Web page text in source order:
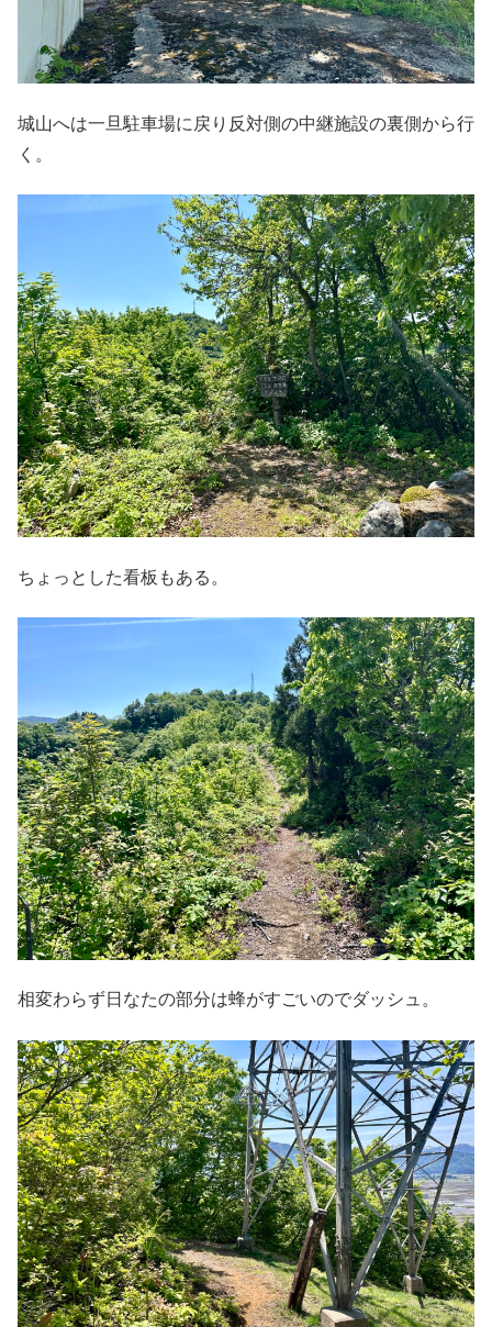
城山へは一旦駐車場に戻り反対側の中継施設の裏側から行
く。
ちょっとした看板もある。
相変わらず日なたの部分は蜂がすごいのでダッシュ。